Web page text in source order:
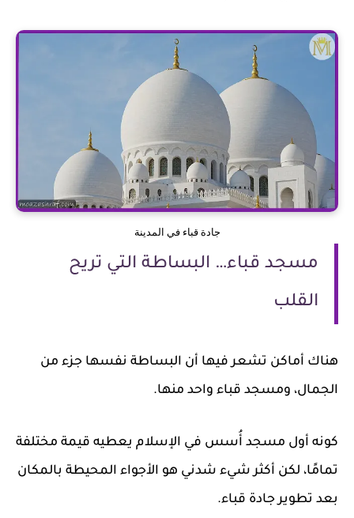
جادة قباء في المدينة
مسجد قباء… البساطة التي تريح
القلب
هناك أماكن تشعر فيها أن البساطة نفسها جزء من
الجمال، ومسجد قباء واحد منها.
كونه أول مسجد أُسس في الإسلام يعطيه قيمة مختلفة
تمامًا، لكن أكثر شيء شدني هو الأجواء المحيطة بالمكان
بعد تطوير جادة قباء.